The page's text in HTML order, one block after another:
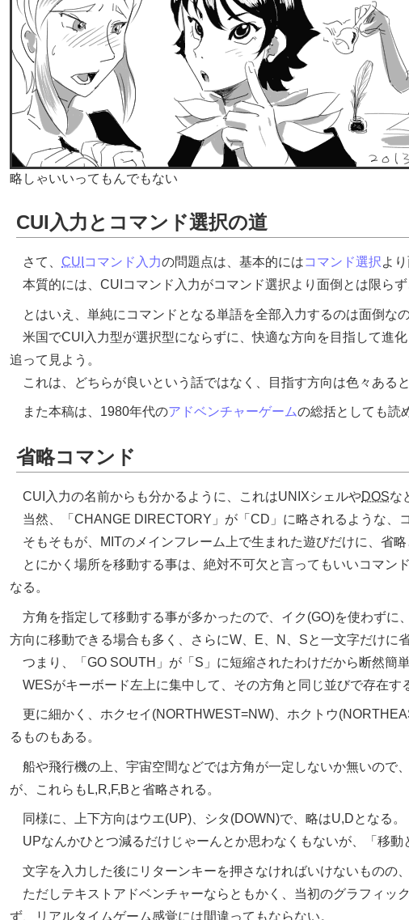
略しゃいいってもんでもない
CUI入力とコマンド選択の道
さて、 CUI コマンド入力の問題点は、基本的にはコマンド選択よ
本質的には、CUIコマンド入力がコマンド選択より面倒とは限ら
とはいえ、単純にコマンドとなる単語を全部入力するのは面倒な
米国でCUI入力型が選択型にならずに、快適な方向を目指して進
追って見よう。
これは、どちらが良いという話ではなく、目指す方向は色々あると
また本稿は、 1980年代のアドベンチャーゲームの総括としても読
省略コマンド
CUI入力の名前からも分かるように、これはUNIXシェルやDOSな
当然、「CHANGE DIRECTORY」が「CD」に略されるような、
そもそもが、MITのメインフレーム上で生まれた遊びだけに、省
とにかく場所を移動する事は、絶対不可欠と言ってもいいコマン
なる。
方角を指定して移動する事が多かったので、イク(GO)を使わずに
方向に移動できる場合も多く、さらにW、E、N、Sと一文字だけに
つまり、「GO SOUTH」が「S」に短縮されたわけだから断然簡
WESがキーボード左上に集中して、その方角と同じ並びで存在す
更に細かく、ホクセイ(NORTHWEST=NW)、ホクトウ
るものもある。
船や飛行機の上、宇宙空間などでは方角が一定しないか無いので
が、これらもL,R,F,Bと省略される。
同様に、上下方向はウエ(UP)、シタ(DOWN)で、略はU,Dとなる。
UPなんかひとつ減るだけじゃーんとか思わなくもないが、「移動
文字を入力した後にリターンキーを押さなければいけないものの
ただしテキストアドベンチャーならともかく、当初のグラフィッ
ず、リアルタイムゲーム感覚には間違ってもならない。